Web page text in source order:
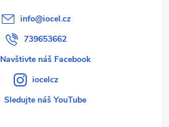
info@iocel.cz
739653662
Navštivte náš Facebook
iocelcz
Sledujte náš YouTube